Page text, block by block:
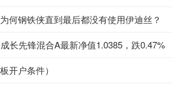
何钢铁侠直到最后都没有使用伊迪丝？
长先锋混合A最新净值1.0385，跌0.47%
开户条件）